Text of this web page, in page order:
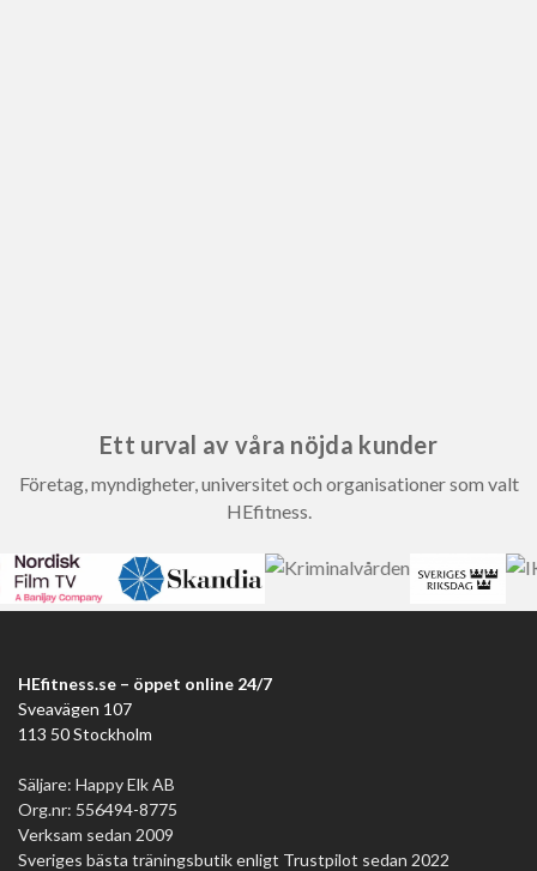
Ett urval av våra nöjda kunder
Företag, myndigheter, universitet och organisationer som valt
HEfitness.
HEfitness.se – öppet online 24/7
Sveavägen 107
113 50 Stockholm
Säljare: Happy Elk AB
Org.nr: 556494-8775
Verksam sedan 2009
Sveriges bästa träningsbutik enligt Trustpilot sedan 2022